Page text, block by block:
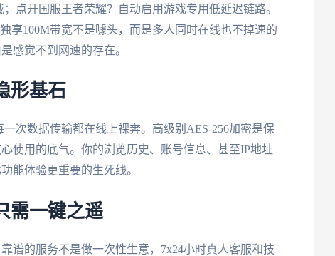
点开国服王者荣耀？自动启用游戏专用低延迟链路。
享100M带宽不是噱头，而是多人同时在线也不掉速的
感觉不到网速的存在。
形基石
次数据传输都在线上裸奔。高级别AES-256加密是保
使用的底气。你的浏览历史、账号信息、甚至IP地址
能体验更重要的生死线。
需一键之遥
谱的服务不是做一次性生意，7x24小时真人客服和技